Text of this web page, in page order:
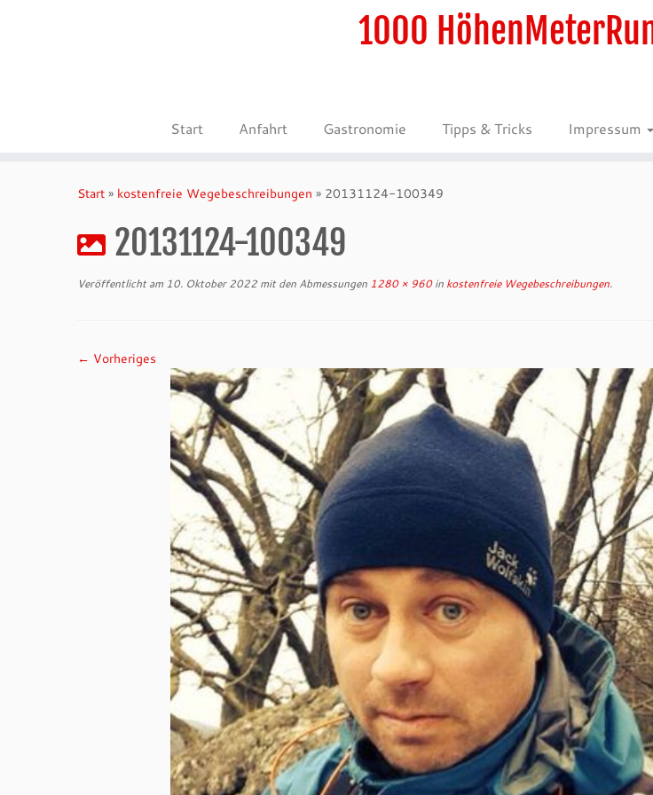
1000
Start Anfahrt Gastronomie Tipps & Tricks Impressum
Start » kostenfreie Wegebeschreibungen » 20131124-100349
20131124-100349
Veröffentlicht am 10. Oktober 2022 mit den Abmessungen 1280 × 960in kostenfreie Wegebeschreibungen.
← Vorheriges